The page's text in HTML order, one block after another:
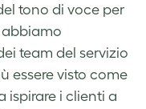
tono di voce per
abbiamo
team del servizio
essere visto come
ispirare i clienti a